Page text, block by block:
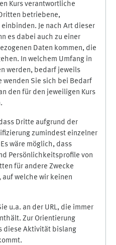
Kurs verantwortliche
betriebene,
Je nach Art dieser
es dabei auch zu einer
Daten kommen, die
In welchem Umfang in
werden, bedarf jeweils
Sie sich bei Bedarf
den für den jeweiligen Kurs
Dritte aufgrund der
zumindest einzelner
wäre möglich, dass
Persönlichkeitsprofile von
für andere Zwecke
welche wir keinen
u.a. an der URL, die immer
Zur Orientierung
diese Aktivität bislang